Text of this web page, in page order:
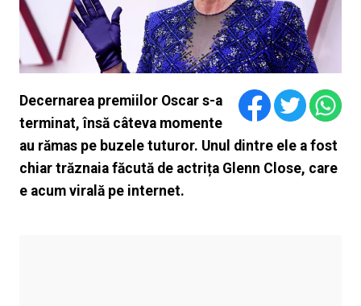
Decernarea premiilor Oscar s-a
terminat, însă câteva momente
au rămas pe buzele tuturor. Unul dintre ele a fost
chiar trăznaia făcută de actrița Glenn Close, care
e acum virală pe internet.